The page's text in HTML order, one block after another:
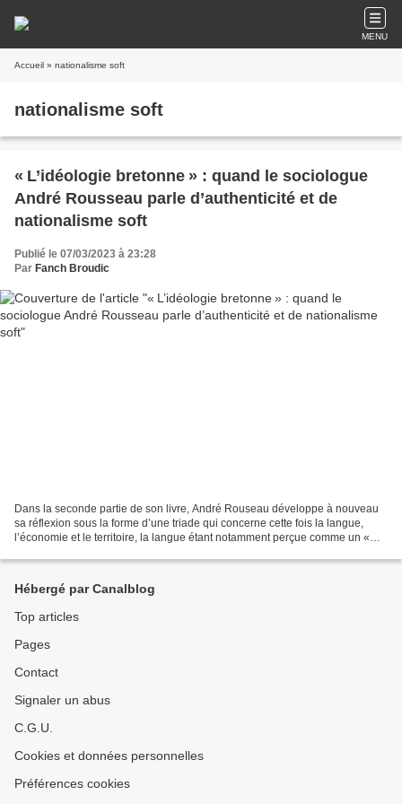
MENU
Accueil » nationalisme soft
nationalisme soft
« L’idéologie bretonne » : quand le sociologue
André Rousseau parle d’authenticité et de
nationalisme soft
Publié le 07/03/2023 à 23:28
Par Fanch Broudic
Dans la seconde partie de son livre, André Rouseau développe à nouveau
sa réflexion sous la forme d’une triade qui concerne cette fois la langue,
l’économie et le territoire, la langue étant notamment perçue comme un «
Hébergé par Canalblog
Top articles
Pages
Contact
Signaler un abus
C.G.U.
Cookies et données personnelles
Préférences cookies